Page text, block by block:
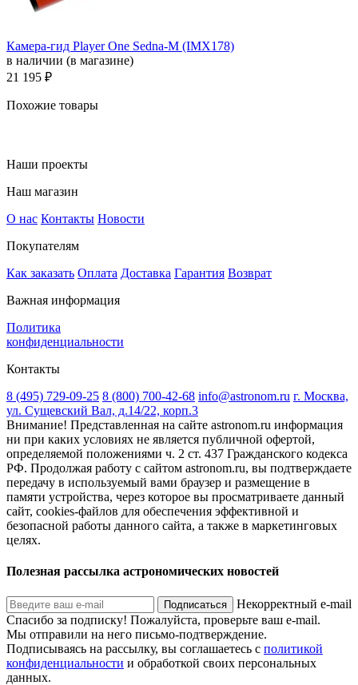
Камера-гид Player One Sedna-M (IMX178)
в наличии (в магазине)
21 195 ₽
Похожие товары
Наши проекты
Наш магазин
О нас Контакты Новости
Покупателям
Как заказать Оплата Доставка Гарантия Возврат
Важная информация
Политика
конфиденциальности
Контакты
8 (495) 729-09-25 8 (800) 700-42-68 info@astronom.ru г. Москва,
ул. Сущевский Вал, д.14/22, корп.3
Внимание! Представленная на сайте astronom.ru информация
ни при каких условиях не является публичной офертой,
определяемой положениями ч. 2 ст. 437 Гражданского кодекса
РФ. Продолжая работу с сайтом astronom.ru, вы подтверждаете
передачу в используемый вами браузер и размещение в
памяти устройства, через которое вы просматриваете данный
сайт, cookies-файлов для обеспечения эффективной и
безопасной работы данного сайта, а также в маркетинговых
целях.
Полезная рассылка астрономических новостей
Подписаться
Некорректный e-mail
Спасибо за подписку! Пожалуйста, проверьте ваш e-mail.
Мы отправили на него письмо-подтверждение.
Подписываясь на рассылку, вы соглашаетесь с политикой
конфиденциальности и обработкой своих персональных
данных.